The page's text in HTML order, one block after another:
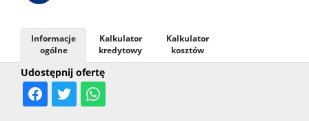
Udostępnij ofertę
Informacje
ogólne
Kalkulator
kredytowy
Kalkulator
kosztów